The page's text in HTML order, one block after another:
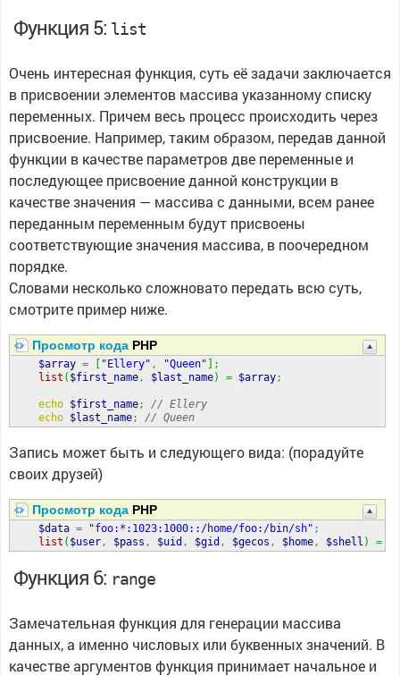
Функция 5: list
Очень интересная функция, суть её задачи заключается
в присвоении элементов массива указанному списку
переменных. Причем весь процесс происходить через
присвоение. Например, таким образом, передав данной
функции в качестве параметров две переменные и
последующее присвоение данной конструкции в
качестве значения — массива с данными, всем ранее
переданным переменным будут присвоены
соответствующие значения массива, в поочередном
порядке.
Словами несколько сложновато передать всю суть,
смотрите пример ниже.
Просмотр кодаPHP
$array = "Ellery" , "Queen"
;
list ( $first_name, $last_name) = $array;
echo $first_name;
// Ellery
echo $last_name; // Queen
Запись может быть и следующего вида: (порадуйте
своих друзей)
Просмотр кодаPHP
$data = "foo:*:1023:1000::/home/foo:/bin/sh" ;
list ( $user, $pass , $uid , $gid , $gecos , $home, $shell ) =
Функция 6: range
Замечательная функция для генерации массива
данных, а именно числовых или буквенных значений. В
качестве аргументов функция принимает начальное и